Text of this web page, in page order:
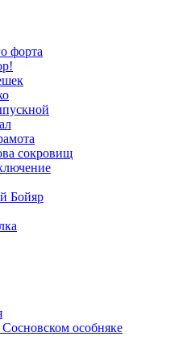
форта
сокровищ
Бойяр
особняке